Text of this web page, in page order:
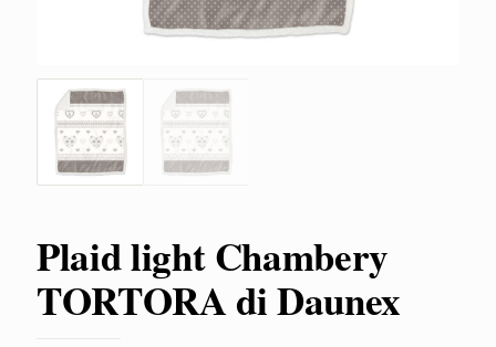
Plaid light Chambery
TORTORA di Daunex